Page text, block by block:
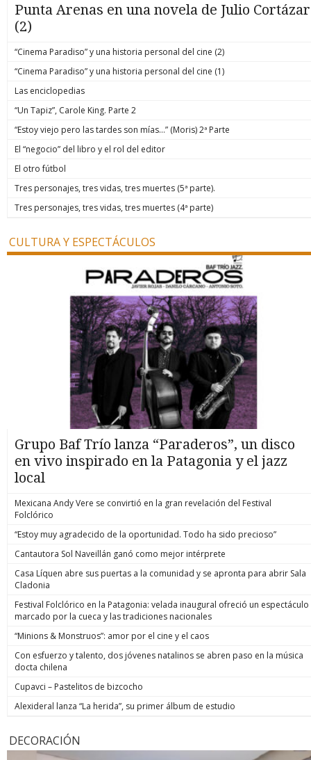
Punta Arenas en una novela de Julio Cortázar
(2)
“Cinema Paradiso” y una historia personal del cine (2)
“Cinema Paradiso” y una historia personal del cine (1)
Las enciclopedias
“Un Tapiz”, Carole King. Parte 2
“Estoy viejo pero las tardes son mías…” (Moris) 2ª Parte
El “negocio” del libro y el rol del editor
El otro fútbol
Tres personajes, tres vidas, tres muertes (5ª parte).
Tres personajes, tres vidas, tres muertes (4ª parte)
CULTURA Y ESPECTÁCULOS
Grupo Baf Trío lanza “Paraderos”, un disco
en vivo inspirado en la Patagonia y el jazz
local
Mexicana Andy Vere se convirtió en la gran revelación del Festival
Folclórico
“Estoy muy agradecido de la oportunidad. Todo ha sido precioso”
Cantautora Sol Naveillán ganó como mejor intérprete
Casa Líquen abre sus puertas a la comunidad y se apronta para abrir Sala
Cladonia
Festival Folclórico en la Patagonia: velada inaugural ofreció un espectáculo
marcado por la cueca y las tradiciones nacionales
“Minions & Monstruos”: amor por el cine y el caos
Con esfuerzo y talento, dos jóvenes natalinos se abren paso en la música
docta chilena
Cupavci – Pastelitos de bizcocho
Alexideral lanza “La herida”, su primer álbum de estudio
DECORACIÓN